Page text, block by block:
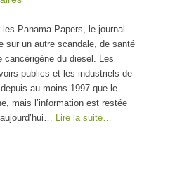
Panama Papers, le journal
sur un autre scandale, de santé
cancérigène du diesel. Les
publics et les industriels de
au moins 1997 que le
mais l’information est restée
Lire la suite…